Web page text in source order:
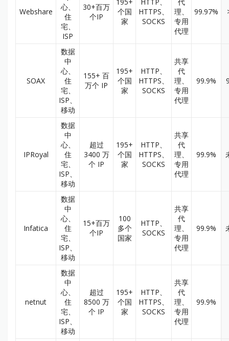
Webshare
心、
住
宅、
ISP
30+百万
个IP
195+
个国
家
HTTP、
HTTPS、
SOCKS
代
理、
专用
代理
99.97%
SOAX
数据
中
心、
住
宅、
ISP、
移动
155+ 百
万个 IP
195+
个国
家
HTTP、
HTTPS、
SOCKS
共享
代
理、
专用
代理
99.9%
IPRoyal
数据
中
心、
住
宅、
ISP、
移动
超过
3400 万
个 IP
195+
个国
家
HTTP、
HTTPS、
SOCKS
共享
代
理、
专用
代理
99.9%
Infatica
数据
中
心、
住
宅、
ISP、
移动
15+百万
个IP
100
多个
国家
HTTP、
SOCKS
共享
代
理、
专用
代理
99.9%
netnut
数据
中
心、
住
宅、
ISP、
移动
超过
8500 万
个 IP
195+
个国
家
HTTP、
HTTPS、
SOCKS
共享
代
理、
专用
代理
99.9%